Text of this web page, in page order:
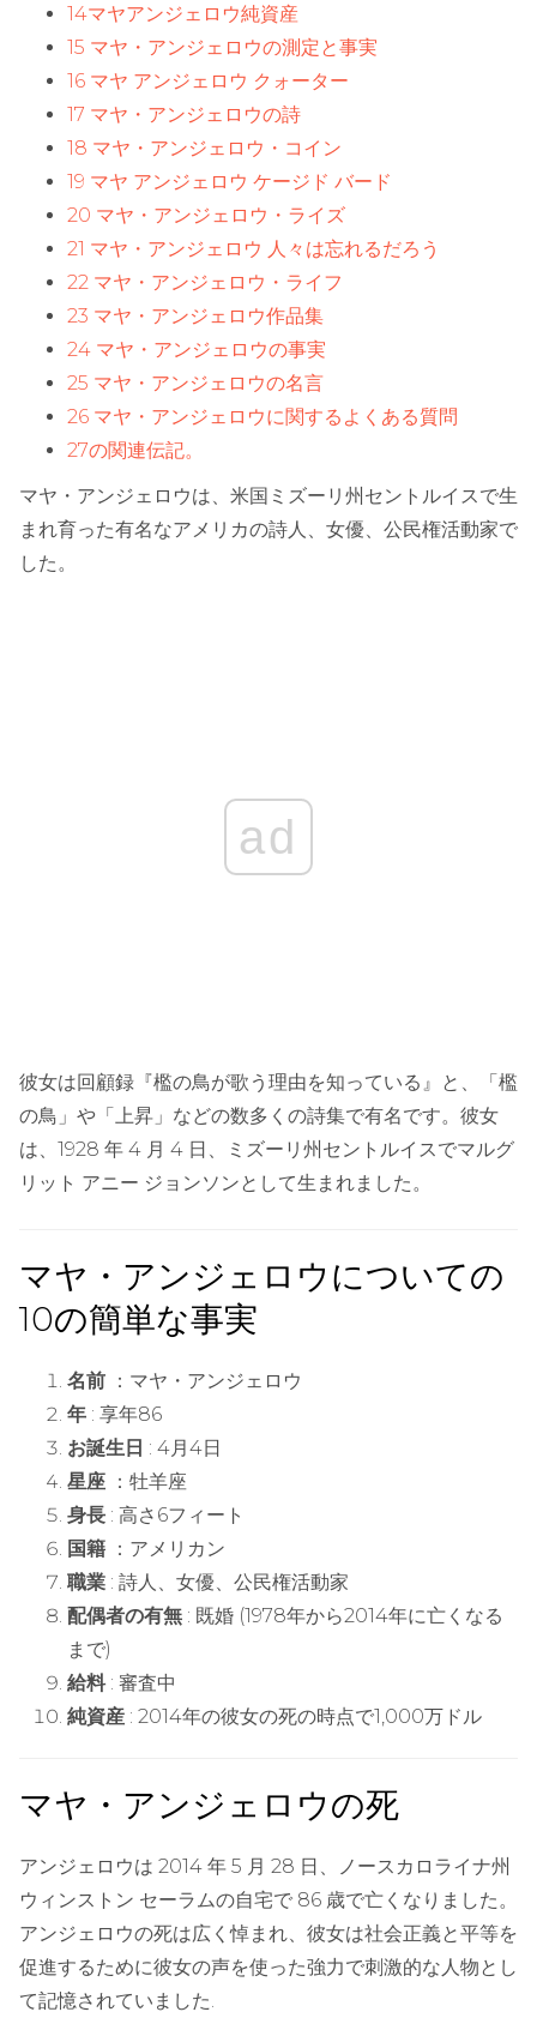
14マヤアンジェロウ純資産
15 マヤ・アンジェロウの測定と事実
16 マヤ アンジェロウ クォーター
17 マヤ・アンジェロウの詩
18 マヤ・アンジェロウ・コイン
19 マヤ アンジェロウ ケージド バード
20 マヤ・アンジェロウ・ライズ
21 マヤ・アンジェロウ 人々は忘れるだろう
22 マヤ・アンジェロウ・ライフ
23 マヤ・アンジェロウ作品集
24 マヤ・アンジェロウの事実
25 マヤ・アンジェロウの名言
26 マヤ・アンジェロウに関するよくある質問
27の関連伝記。
マヤ・アンジェロウは、米国ミズーリ州セントルイスで生
まれ育った有名なアメリカの詩人、女優、公民権活動家で
した。
ad
彼女は回顧録『檻の鳥が歌う理由を知っている』と、「檻
の鳥」や「上昇」などの数多くの詩集で有名です。彼女
は、1928 年 4 月 4 日、ミズーリ州セントルイスでマルグ
リット アニー ジョンソンとして生まれました。
マヤ・アンジェロウについての
10の簡単な事実
名前 ：マヤ・アンジェロウ
年 : 享年86
お誕生日 : 4月4日
星座 ：牡羊座
身長 : 高さ6フィート
国籍 ：アメリカン
職業 : 詩人、女優、公民権活動家
配偶者の有無 : 既婚 (1978年から2014年に亡くなる
まで)
給料: 審査中
純資産 : 2014年の彼女の死の時点で1,000万ドル
マヤ・アンジェロウの死
アンジェロウは 2014 年 5 月 28 日、ノースカロライナ州
ウィンストン セーラムの自宅で 86 歳で亡くなりました。
アンジェロウの死は広く悼まれ、彼女は社会正義と平等を
促進するために彼女の声を使った強力で刺激的な人物とし
て記憶されていました.